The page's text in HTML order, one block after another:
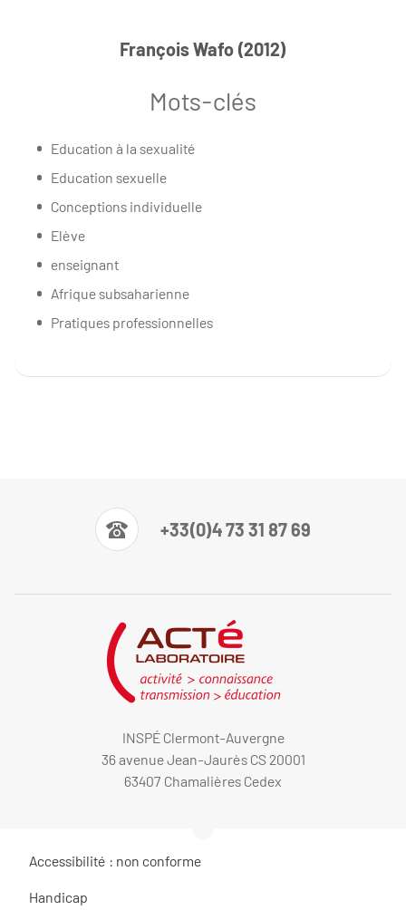
François Wafo (2012)
Mots-clés
Education à la sexualité
Education sexuelle
Conceptions individuelle
Elève
enseignant
Afrique subsaharienne
Pratiques professionnelles
+33(0)4 73 31 87 69
INSPÉ Clermont-Auvergne
36 avenue Jean-Jaurès CS 20001
63407 Chamalières Cedex
Accessibilité : non conforme
Handicap